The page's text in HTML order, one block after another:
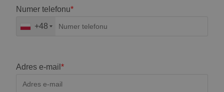
Numer telefonu*
+48
Adres e-mail*